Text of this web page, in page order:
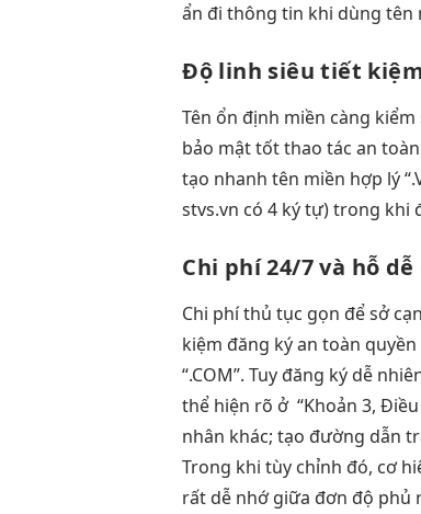
ẩn đi thông tin khi dùng tên
Độ linh siêu tiết
Tên ổn định miền càng
bảo mật tốtthao tácan toàn
tạo nhanh tên miền hợp lý
stvs.vn có 4 ký tự) trong khi
Chi phí24/7và hỗ dễ
Chi phíthủ tục gọn để sở
kiệm đăng kýan toàn
“.COM”. Tuy đăng ký dễ
thể hiện rõ ở “Khoản 3,
nhân khác; tạo đường dẫn
Trong khitùy chỉnh đó, cơ
rất dễ nhớgiữa đơn độ phủ